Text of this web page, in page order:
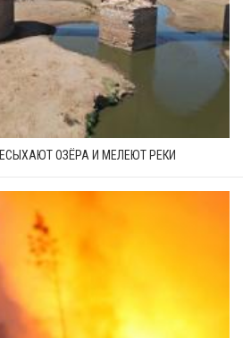
ОЗЁРА И МЕЛЕЮТ РЕКИ